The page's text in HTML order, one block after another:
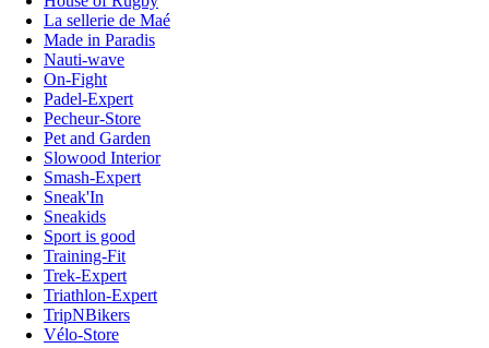
La sellerie de Maé
Made in Paradis
Nauti-wave
On-Fight
Padel-Expert
Pecheur-Store
Pet and Garden
Slowood Interior
Smash-Expert
Sneak'In
Sneakids
Sport is good
Training-Fit
Trek-Expert
Triathlon-Expert
TripNBikers
Vélo-Store